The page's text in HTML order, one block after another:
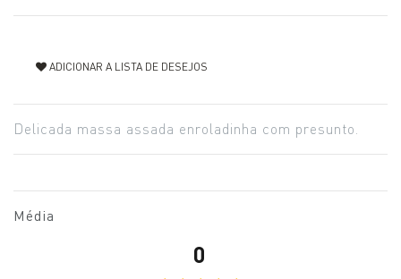
ADICIONAR A LISTA DE DESEJOS
Delicada massa assada enroladinha com presunto.
Média
0